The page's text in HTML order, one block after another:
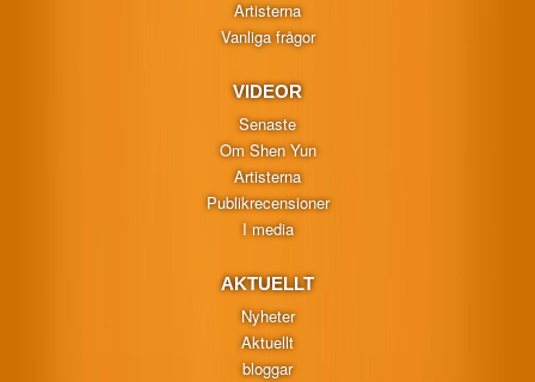
Artisterna
Vanliga frågor
VIDEOR
Senaste
Om Shen Yun
Artisterna
Publikrecensioner
I media
AKTUELLT
Nyheter
Aktuellt
bloggar